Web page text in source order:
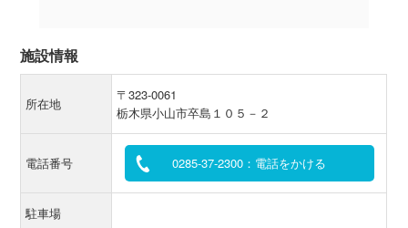
施設情報
所在地
〒323-0061
栃木県小山市卒島１０５－２
電話番号 0285-37-2300：電話をかける
駐車場